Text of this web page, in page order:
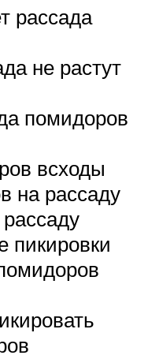
рассада
не растут
помидоров
всходы
на рассаду
пикировки